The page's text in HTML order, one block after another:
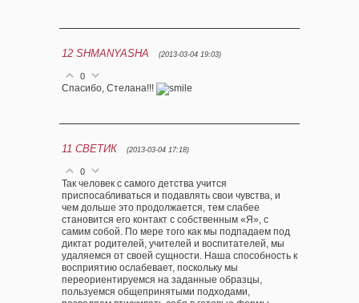
12 SHMANYASHA (2013-03-04 19:03)
0
Спасибо, Стелана!!!
11 СВЕТИК (2013-03-04 17:18)
0
Так человек с самого детства учится
приспосабливаться и подавлять свои чувства, и
чем дольше это продолжается, тем слабее
становится его контакт с собственным «Я», с
самим собой. По мере того как мы подпадаем под
диктат родителей, учителей и воспитателей, мы
удаляемся от своей сущности. Наша способность к
восприятию ослабевает, поскольку мы
переориентируемся на заданные образцы,
пользуемся общепринятыми подходами,